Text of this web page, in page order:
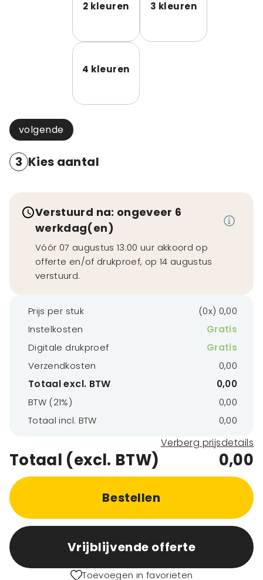
2 kleuren 3 kleuren
4 kleuren
volgende
3 Kies aantal
Verstuurd na: ongeveer 6
werkdag(en)
Vóór 07 augustus 13:00 uur akkoord op
offerte en/of drukproef, op 14 augustus
verstuurd.
Prijs per stuk
(0x) 0,00
Instelkosten
Gratis
Digitale drukproef
Gratis
Verzendkosten
0,00
Totaal excl. BTW
0,00
BTW (21%)
0,00
Totaal incl. BTW
0,00
Verberg prijsdetails
Totaal (excl. BTW) 0,00
Bestellen
Vrijblijvende offerte
Toevoegen in favorieten